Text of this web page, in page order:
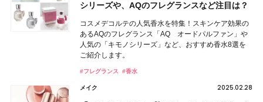
シリーズや、AQのフレグランスなど注目は？
コスメデコルテの人気香水を特集！スキンケア効果の
あるAQのフレグランス「AQ オードパルファン」や
人気の「キモノシリーズ」など、おすすめ香水8選を
ご紹介します。
#フレグランス #香水
メイク 2025.02.28